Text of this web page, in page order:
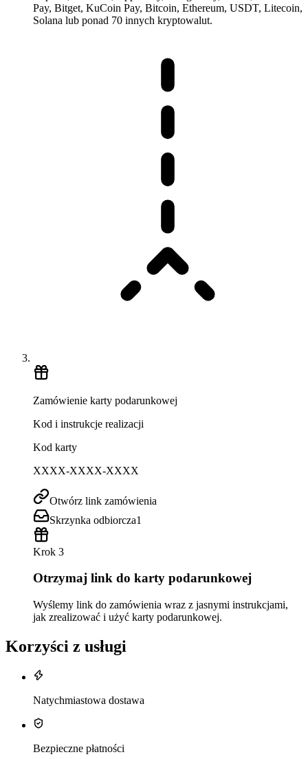
Pay, Bitget, KuCoin Pay, Bitcoin, Ethereum, USDT, Litecoin,
Solana lub ponad 70 innych kryptowalut.
Zamówienie karty podarunkowej
Kod i instrukcje realizacji
Kod karty
XXXX-XXXX-XXXX
Otwórz link zamówienia
Skrzynka odbiorcza1
Krok 3
Otrzymaj link do karty podarunkowej
Wyślemy link do zamówienia wraz z jasnymi instrukcjami,
jak zrealizować i użyć karty podarunkowej.
Korzyści z usługi
Natychmiastowa dostawa
Bezpieczne płatności